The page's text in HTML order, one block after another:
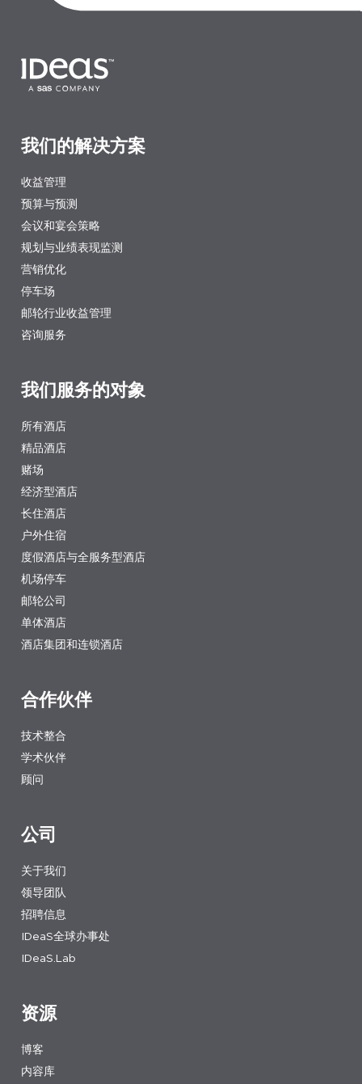
我们的解决方案
收益管理
预算与预测
会议和宴会策略
规划与业绩表现监测
营销优化
停车场
邮轮行业收益管理
咨询服务
我们服务的对象
所有酒店
精品酒店
赌场
经济型酒店
长住酒店
户外住宿
度假酒店与全服务型酒店
机场停车
邮轮公司
单体酒店
酒店集团和连锁酒店
公司
关于我们
领导团队
招聘信息
IDeaS全球办事处
IDeaS.Lab
资源
博客
内容库
合作伙伴
技术整合
学术伙伴
顾问